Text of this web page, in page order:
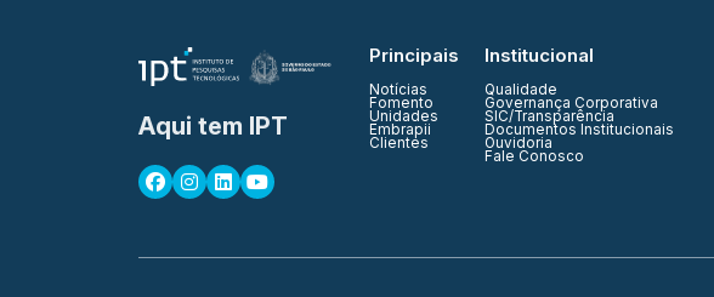
Aqui tem IPT
Principais
Notícias
Fomento
Unidades
Embrapii
Clientes
Institucional
Qualidade
Governança Corporativa
SIC/Transparência
Documentos Institucionais
Ouvidoria
Fale Conosco